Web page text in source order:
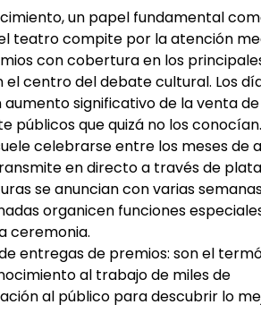
un papel fundamental
teatro compite por la atención
con cobertura en los
centro del debate cultural. Los
significativo de la venta de
públicos que quizá no los conocían.
celebrarse entre los meses de
en directo a través de
se anuncian con varias
organicen funciones
ceremonia.
entregas de premios: son el
al trabajo de miles de
al público para descubrir lo